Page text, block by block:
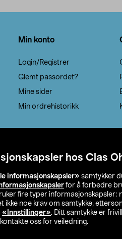
hos Clas
informasjonskapsler» samtykker
for å forbedre
fire typer informasjonskapsler:
ikke noe krav om samtykke,
«Innstillinger». Ditt samtykke er
oss for veiledning.
Min konto
Login/Registrer
Glemt passordet?
Mine sider
Min ordrehistorikk